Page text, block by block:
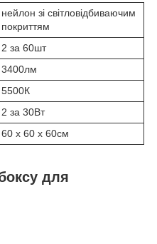
нейлон зі світловідбиваючим
покриттям
2 за 60шт
3400лм
5500К
2 за 30Вт
60 х 60 х 60см
для